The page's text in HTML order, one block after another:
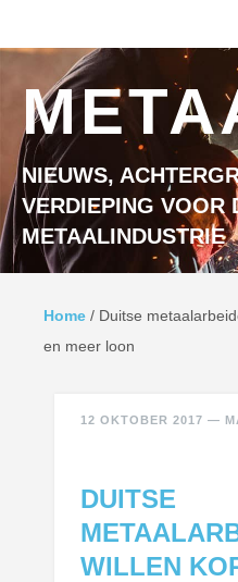
NIEUWS,
VERDIEPING VOOR
METAALINDUSTRIE
Home / Duitse
en meer loon
12 OKTOBER 2017 —
DUITSE
WILLEN